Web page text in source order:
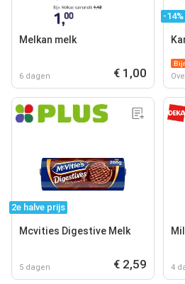
Melkan melk
6 dagen € 1,00
-14%
2e halve prijs
Mcvities Digestive Melk
5 dagen € 2,59 4